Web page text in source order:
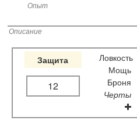
Опыт
Описание
Защита
12
Ловкость
Мощь
Броня
Черты